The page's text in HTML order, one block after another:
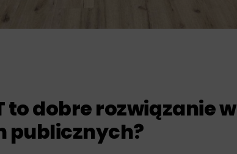
to dobre rozwiązanie w
publicznych?